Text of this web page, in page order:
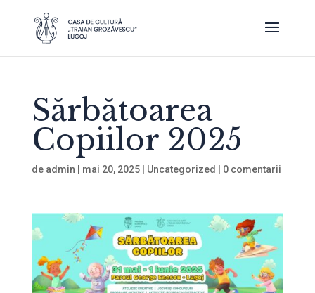
Sărbătoarea
Copiilor 2025
de admin mai 20, 2025| Uncategorized 0 comentarii